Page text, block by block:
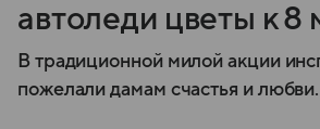
автоледи цветы к 8
В традиционной милой акции
пожелали дамам счастья и любви.